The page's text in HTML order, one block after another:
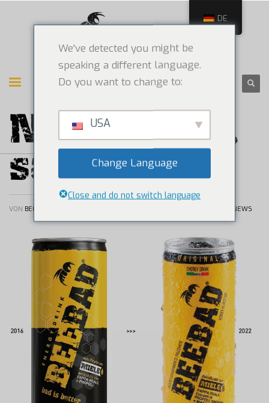
New Design,
same taste!
VON BEEBAD NEWS
DE
We've detected you might be
speaking a different language.
Do you want to change to:
USA
Change Language
Close and do not switch language